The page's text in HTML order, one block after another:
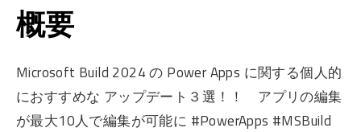
概要
Microsoft Build 2024 の Power Apps に関する個人的
におすすめな アップデート３選！！ アプリの編集
が最大10人で編集が可能に #PowerApps #MSBuild